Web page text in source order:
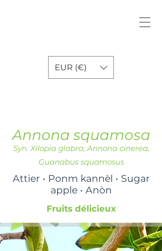
EUR (€)
Annona squamosa
Syn. Xilopia glabra, Annona cinerea,
Guanabus squamosus
Attier • Ponm kannèl • Sugar
apple • Anòn
Fruits délicieux